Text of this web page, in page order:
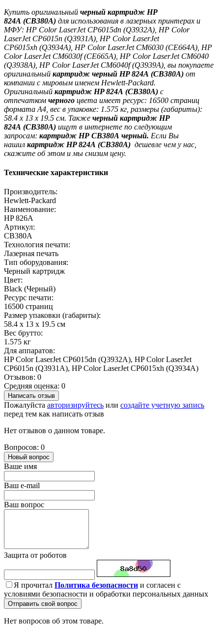
Купить оригинальный черный картридж HP
824A (CB380A) для использования в лазерных принтерах и
МФУ: HP Color LaserJet CP6015dn (Q3932A), HP Color
LaserJet CP6015n (Q3931A), HP Color LaserJet
CP6015xh (Q3934A), HP Color LaserJet CM6030 (CE664A), HP
Color LaserJet CM6030f (CE665A), HP Color LaserJet CM6040
(Q3938A), HP Color LaserJet CM6040f (Q3939A) , вы покупаете
оригинальный картридж черный HP 824A (CB380A) от
компании с мировым именем Hewlett-Packard.
Оригинальный картридж HP 824A (CB380A) с
отпечатком черного цвета имеет ресурс: 16500 страниц
формата А4, вес в упаковке: 1.575 кг, размеры (габариты):
58.4 x 13 x 19.5 cм. Также черный картридж HP
824A (CB380A) ищут в интернете по следующим
запросам: картридж HP CB380A черный. Если Вы
нашил картридж HP 824A (CB380A) дешевле чем у нас,
скажите об этом и мы снизим цену.
Технические характеристики
Производитель:
Hewlett-Packard
Наименование:
HP 826A
Артикул:
CB380A
Технология печати:
Лазерная печать
Тип оборудования:
Черный картридж
Цвет:
Black (Черный)
Ресурс печати:
16500 страниц
Размер упаковки (габариты):
58.4 x 13 x 19.5 cм
Вес брутто:
1.575 кг
Для аппаратов:
HP Color LaserJet CP6015dn (Q3932A), HP Color LaserJet
CP6015n (Q3931A), HP Color LaserJet CP6015xh (Q3934A)
Отзывов: 0
Средняя оценка: 0
Написать отзыв
Пожалуйста авторизируйтесь или создайте учетную запись
перед тем как написать отзыв
Нет отзывов о данном товаре.
Вопросов: 0
Новый вопрос
Ваше имя
Ваш e-mail
Ваш вопрос
Защита от роботов
Я прочитал Политика безопасности и согласен с
условиями безопасности и обработки персональных данных
Отправить свой вопрос
Нет вопросов об этом товаре.